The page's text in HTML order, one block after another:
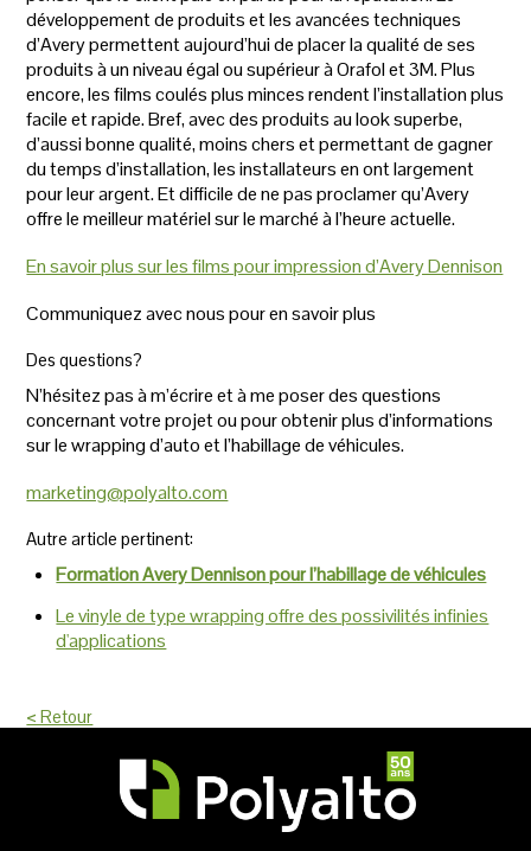
développement de produits et les avancées techniques
d’Avery permettent aujourd’hui de placer la qualité de ses
produits à un niveau égal ou supérieur à Orafol et 3M. Plus
encore, les films coulés plus minces rendent l’installation plus
facile et rapide. Bref, avec des produits au look superbe,
d’aussi bonne qualité, moins chers et permettant de gagner
du temps d’installation, les installateurs en ont largement
pour leur argent. Et difficile de ne pas proclamer qu’Avery
offre le meilleur matériel sur le marché à l’heure actuelle.
En savoir plus sur les films pour impression d’Avery Dennison
Communiquez avec nous pour en savoir plus
Des questions?
N’hésitez pas à m’écrire et à me poser des questions
concernant votre projet ou pour obtenir plus d’informations
sur le wrapping d’auto et l’habillage de véhicules.
marketing@polyalto.com
Autre article pertinent:
Formation Avery Dennison pour l’habillage de véhicules
Le vinyle de type wrapping offre des possivilités infinies
d'applications
< Retour